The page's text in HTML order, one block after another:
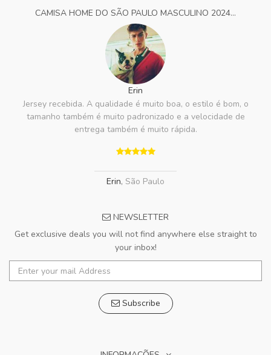
CAMISA HOME DO SÃO PAULO MASCULINO 2024...
Erin
Jersey recebida. A qualidade é muito boa, o estilo é bom, o
tamanho também é muito padronizado e a velocidade de
entrega também é muito rápida.
Erin, São Paulo
NEWSLETTER
Get exclusive deals you will not find anywhere else straight to
your inbox!
Subscribe